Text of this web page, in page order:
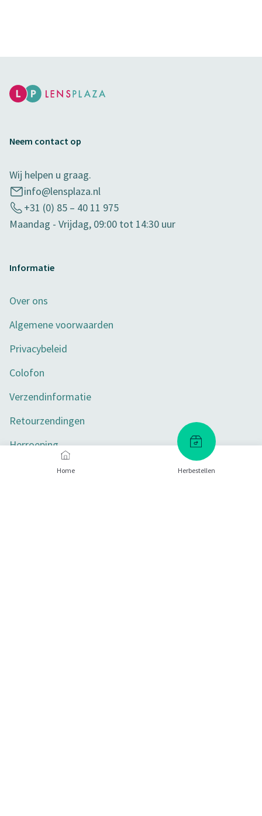
Home Herbestellen
Neem contact op
Wij helpen u graag.
info@lensplaza.nl
+31 (0) 85 – 40 11 975
Maandag - Vrijdag, 09:00 tot 14:30 uur
Informatie
Over ons
Algemene voorwaarden
Privacybeleid
Colofon
Verzendinformatie
Retourzendingen
Herroeping
Toegankelijkheid